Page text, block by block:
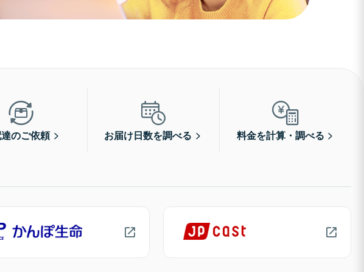
のご依頼 お届け日数を調べる 料金を計算・調べる